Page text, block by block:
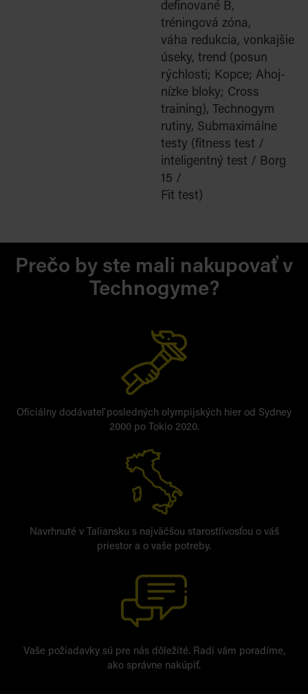
definované B,
tréningová zóna,
váha redukcia, vonkajšie
úseky, trend (posun
rýchlosti; Kopce; Ahoj-
nízke bloky; Cross
training), Technogym
rutiny, Submaximálne
testy (fitness test /
inteligentný test / Borg
15 /
Fit test)
Prečo by ste mali nakupovať v
Technogyme?
Oficiálny dodávateľ posledných olympijských hier od Sydney
2000 po Tokio 2020.
Navrhnuté v Taliansku s najväčšou starostlivosťou o váš
priestor a o vaše potreby.
Vaše požiadavky sú pre nás dôležité. Radi vám poradíme,
ako správne nakúpiť.